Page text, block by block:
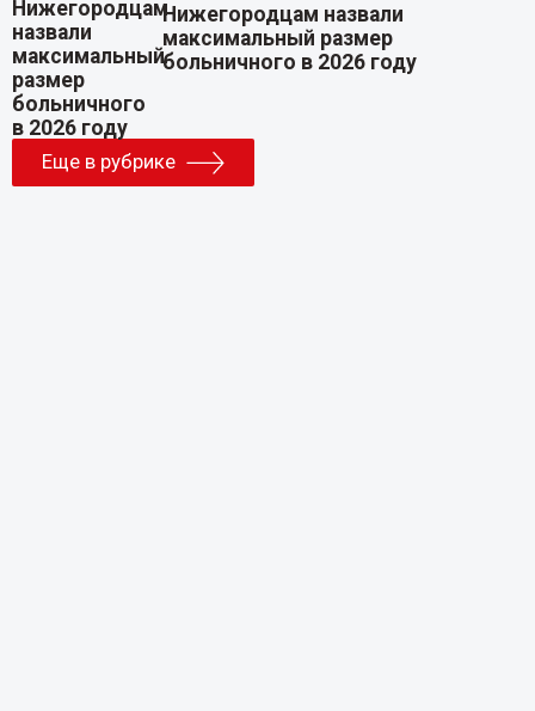
Нижегородцам назвали
максимальный размер
больничного в 2026 году
Еще в рубрике